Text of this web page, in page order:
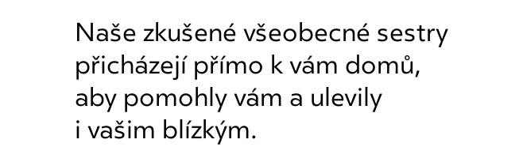
Naše zkušené všeobecné sestry
přicházejí přímo k vám domů,
aby pomohly vám a ulevily
i vašim blízkým.